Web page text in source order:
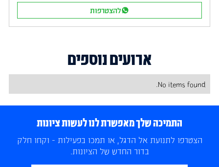
להצטרפות
ארועים נוספים
No items found.
התמיכה שלך מאפשרת לנו לעשות ציונות
הצטרפו לתנועת אל הדגל, או תמכו בפעילות - וקחו חלק
בדור החדש של הציונות.